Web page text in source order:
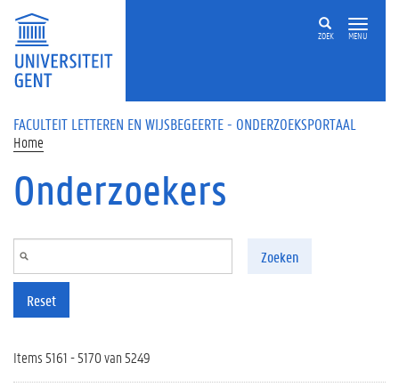
Overslaan en naar de inhoud gaan
ZOEK MENU
FACULTEIT LETTEREN EN WIJSBEGEERTE - ONDERZOEKSPORTAAL
Home
Onderzoekers
Zoeken
Reset
Items 5161 - 5170 van 5249